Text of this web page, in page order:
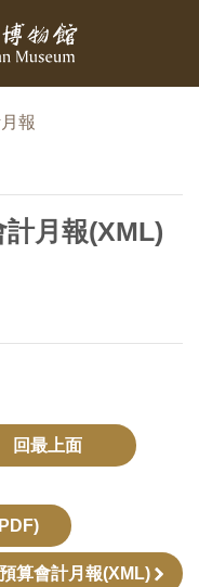
報
月報(XML)
回最上面
算會計月報(XML)